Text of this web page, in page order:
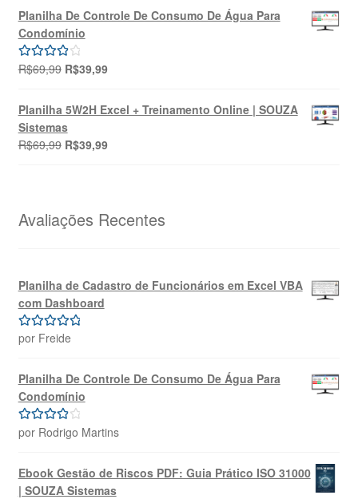
original
era:
R$49,90.
atual
é:
Planilha De Controle De Consumo De Água Para
Condomínio
Avaliação
R$69,99 O
original
era:
R$69,99.
R$39,99O
atual
é:
R$39,99.
Planilha 5W2H Excel + Treinamento Online | SOUZA
Sistemas
R$69,99 O
R$69,99.
R$39,99O
R$39,99.
Avaliações Recentes
Planilha de Cadastro de Funcionários em Excel VBA
com Dashboard
Avaliação5
por Freide
Planilha De Controle De Consumo De Água Para
Condomínio
Avaliação
por Rodrigo Martins
Ebook Gestão de Riscos PDF: Guia Prático ISO 31000
| SOUZA Sistemas